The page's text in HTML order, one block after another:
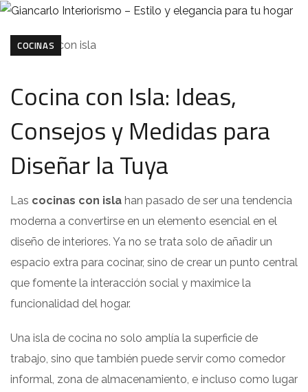
COCINAS
Cocina con Isla: Ideas,
Consejos y Medidas para
Diseñar la Tuya
Las cocinas con isla han pasado de ser una tendencia
moderna a convertirse en un elemento esencial en el
diseño de interiores. Ya no se trata solo de añadir un
espacio extra para cocinar, sino de crear un punto central
que fomente la interacción social y maximice la
funcionalidad del hogar.
Una isla de cocina no solo amplía la superficie de
trabajo, sino que también puede servir como comedor
informal, zona de almacenamiento, e incluso como lugar